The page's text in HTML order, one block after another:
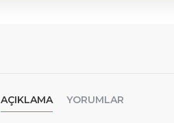
AÇIKLAMA YORUMLAR